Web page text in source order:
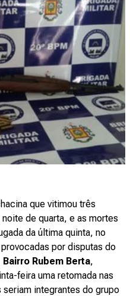
que vitimou três
de quarta, e as mortes
da última quinta, no
por disputas do
Bairro Rubem Berta,
feira uma retomada nas
integrantes do grupo